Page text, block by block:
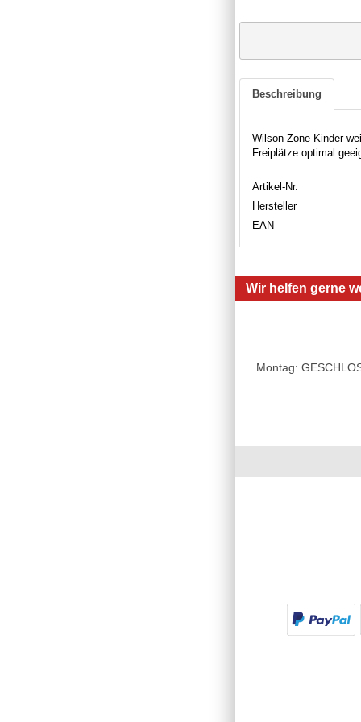
Beschreibung
Wilson Zone Kinder
Freiplätze optimal
Artikel-Nr.
Hersteller
EAN
Wir helfen gerne
Montag: